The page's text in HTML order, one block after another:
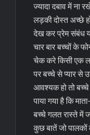
ज्यादा दबाव में ना
लड़की दोस्त अच्छे
देख कर प्रेम संबंध
चार बार बच्चों के
चेक करे किसी एक
पर बच्चे से प्यार से
आवश्यक हो तो
पाया गया है कि
बच्चे गलत रास्ते में
कुछ बातें जो पालकों